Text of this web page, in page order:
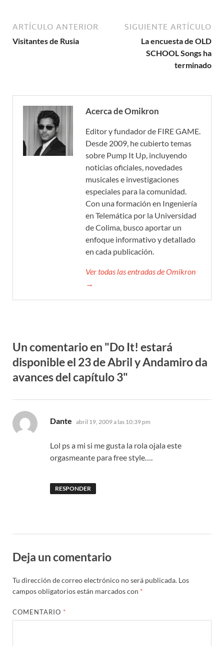
ARTÍCULO ANTERIOR
Visitantes de Rusia
SIGUIENTE ARTÍCULO
La encuesta de OLD
SCHOOL Songs ha
terminado
Acerca de Omikron
Editor y fundador de FIRE GAME.
Desde 2009, he cubierto temas
sobre Pump It Up, incluyendo
noticias oficiales, novedades
musicales e investigaciones
especiales para la comunidad.
Con una formación en Ingeniería
en Telemática por la Universidad
de Colima, busco aportar un
enfoque informativo y detallado
en cada publicación.
Ver todas las entradas de Omikron
→
Un comentario en "Do It! estará
disponible el 23 de Abril y Andamiro da
avances del capítulo 3"
Dante dice:
abril 19, 2009 a las 10:39 pm
Lol ps a mi si me gusta la rola ojala este
orgasmeante para free style….
RESPONDER
Deja un comentario
Tu dirección de correo electrónico no será publicada. Los
campos obligatorios están marcados con *
COMENTARIO *